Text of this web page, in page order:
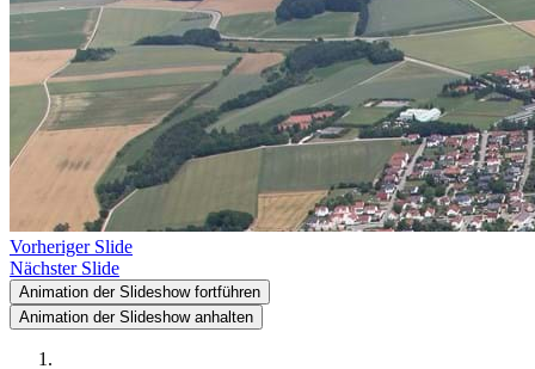
Vorheriger Slide
Nächster Slide
Animation der Slideshow fortführen
Animation der Slideshow anhalten